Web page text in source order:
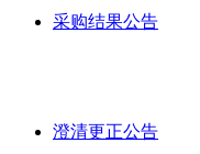
采购结果公告
澄清更正公告